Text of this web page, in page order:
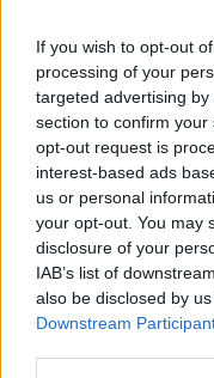
If you wish to opt-out
processing of your
targeted advertising
section to confirm
opt-out request is
interest-based ads
us or personal
your opt-out. You may
disclosure of your
IAB’s list of
also be disclosed by
Downstream